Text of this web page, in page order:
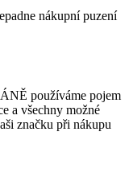
nákupní puzení
používáme pojem
a všechny možné
značku při nákupu